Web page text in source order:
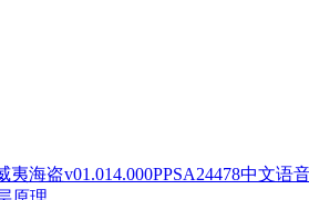
夷海盗v01.014.000PPSA24478中文语